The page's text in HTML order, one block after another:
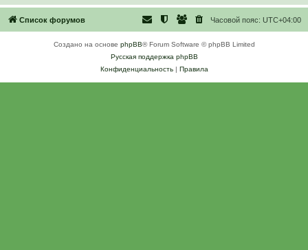
Список форумов Часовой пояс: UTC+04:00
Создано на основе phpBB® Forum Software © phpBB Limited
Русская поддержка phpBB
Конфиденциальность| Правила